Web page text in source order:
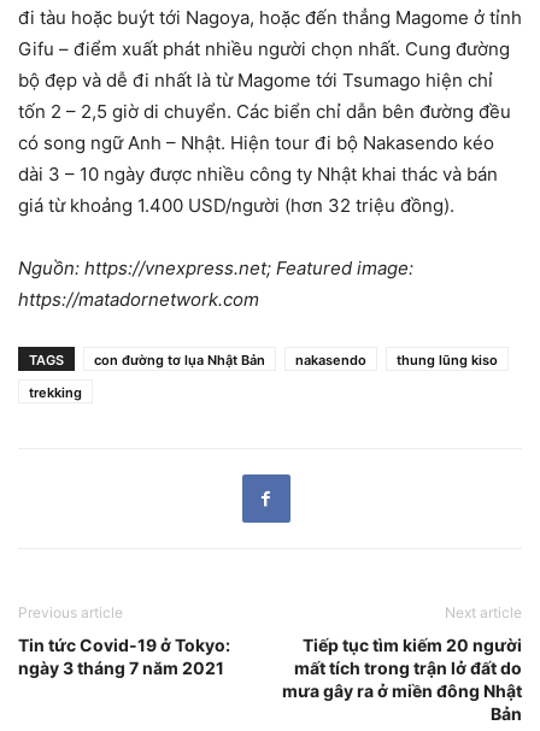
đi tàu hoặc buýt tới Nagoya, hoặc đến thẳng Magome ở tỉnh
Gifu – điểm xuất phát nhiều người chọn nhất. Cung đường
bộ đẹp và dễ đi nhất là từ Magome tới Tsumago hiện chỉ
tốn 2 – 2,5 giờ di chuyển. Các biển chỉ dẫn bên đường đều
có song ngữ Anh – Nhật. Hiện tour đi bộ Nakasendo kéo
dài 3 – 10 ngày được nhiều công ty Nhật khai thác và bán
giá từ khoảng 1.400 USD/người (hơn 32 triệu đồng).
Nguồn: https://vnexpress.net; Featured image:
https://matadornetwork.com
TAGS con đường tơ lụa Nhật Bản nakasendo
thung lũng kiso
trekking
Previous article
Tin tức Covid-19 ở Tokyo:
ngày 3 tháng 7 năm 2021
Next article
Tiếp tục tìm kiếm 20 người
mất tích trong trận lở đất do
mưa gây ra ở miền đông Nhật
Bản